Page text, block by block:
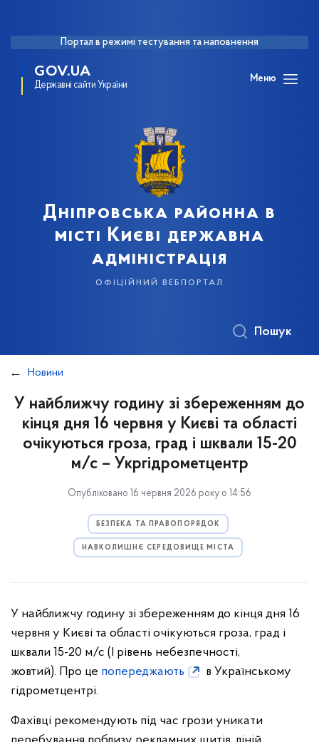
Портал в режимі тестування та наповнення
GOV.UA
Державні сайти України
Меню
Дніпровська районна в
місті Києві державна
адміністрація
офіційний вебпортал
Пошук
Новини
У найближчу годину зі збереженням до
кінця дня 16 червня у Києві та області
очікуються гроза, град і шквали 15-20
м/с – Укргідрометцентр
Опубліковано 16 червня 2026 року о 14:56
БЕЗПЕКА ТА ПРАВОПОРЯДОК
НАВКОЛИШНЄ СЕРЕДОВИЩЕ МІСТА
У найближчу годину зі збереженням до кінця дня 16
червня у Києві та області очікуються гроза, град і
шквали 15-20 м/с (І рівень небезпечності,
жовтий). Про це попереджають
в Українському
гідрометцентрі.
Фахівці рекомендують під час грози уникати